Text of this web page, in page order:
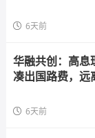
6天前
华融共创：高息
凑出国路费，远
6天前